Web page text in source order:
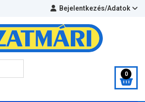
Bejelentkezés/Adatok
0